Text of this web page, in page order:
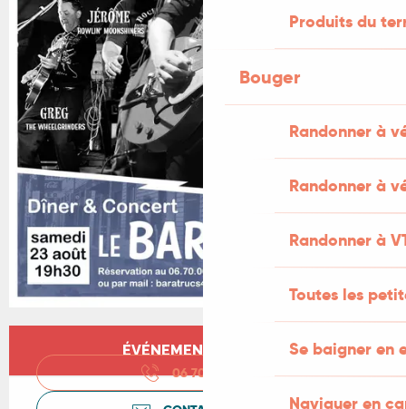
Produits du
Bouger
Randonner à
Randonner à
Randonner à
Toutes les
Se baigner en
Naviguer en
Ouverture et coordonnées
ÉVÉNEMENT TERMINÉ
06 70 06 28